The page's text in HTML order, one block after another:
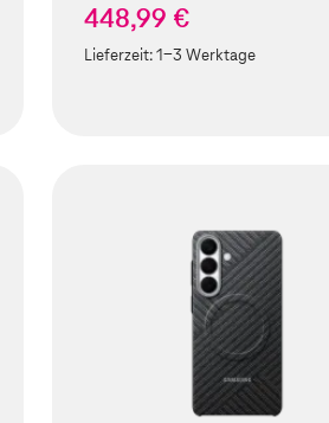
448,99 €
Lieferzeit:1-3 Werktage